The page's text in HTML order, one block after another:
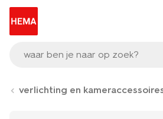
waar ben je naar op zoek?
verlichting en